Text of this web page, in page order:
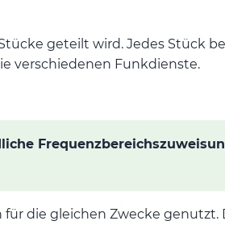
geteilt wird. Jedes Stück
verschiedenen Funkdienste.
die gleichen Zwecke